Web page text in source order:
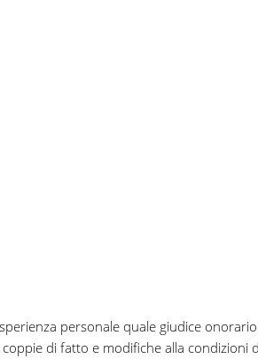
personale quale giudice onorario
di fatto e modifiche alla condizioni